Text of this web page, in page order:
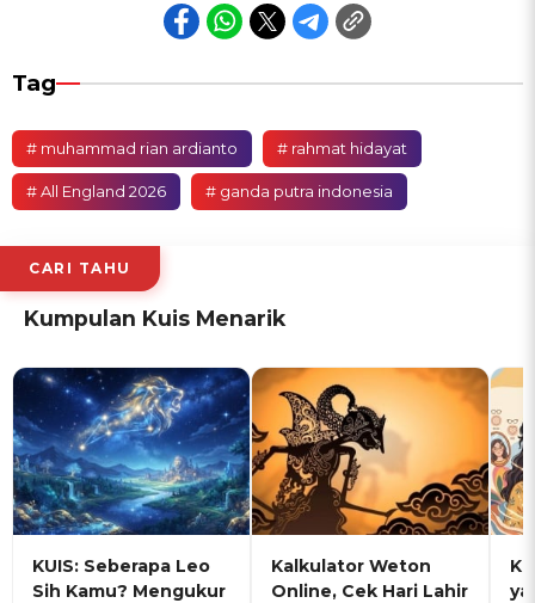
Tag
# muhammad rian ardianto # rahmat hidayat
# All England 2026 # ganda putra indonesia
CARI TAHU
Kumpulan Kuis Menarik
KUIS: Seberapa Leo
Sih Kamu? Mengukur
Kalkulator Weton
Online, Cek Hari Lahir